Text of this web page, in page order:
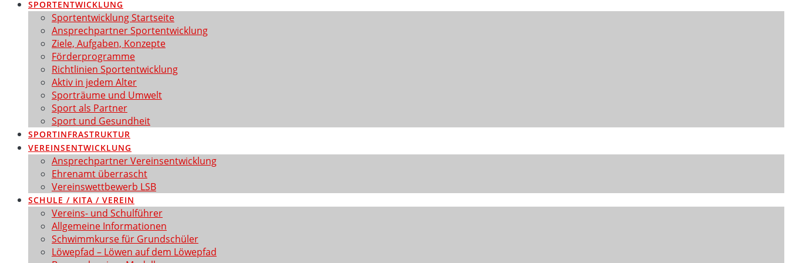
SPORTENTWICKLUNG
Sportentwicklung Startseite
Ansprechpartner Sportentwicklung
Ziele, Aufgaben, Konzepte
Förderprogramme
Richtlinien Sportentwicklung
Aktiv in jedem Alter
Sporträume und Umwelt
Sport als Partner
Sport und Gesundheit
SPORTINFRASTRUKTUR
VEREINSENTWICKLUNG
Ansprechpartner Vereinsentwicklung
Ehrenamt überrascht
Vereinswettbewerb LSB
SCHULE / KITA / VEREIN
Vereins- und Schulführer
Allgemeine Informationen
Schwimmkurse für Grundschüler
Löwepfad – Löwen auf dem Löwepfad